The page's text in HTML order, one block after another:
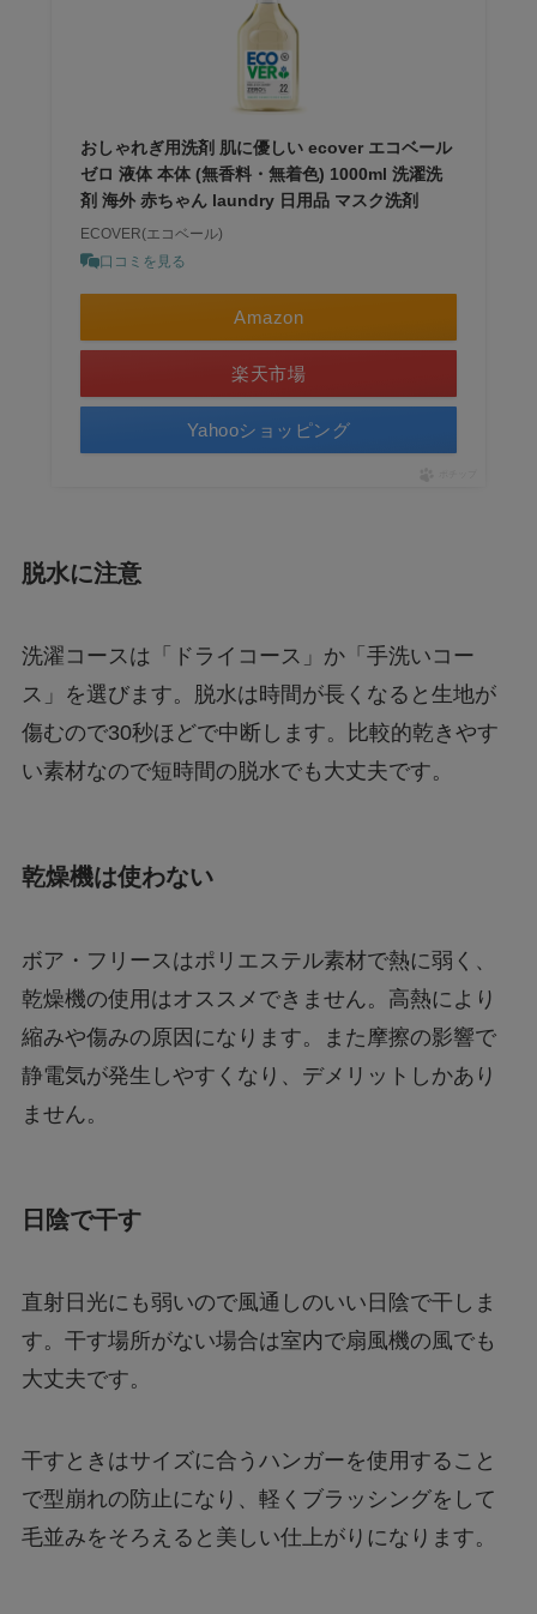
おしゃれぎ用洗剤 肌に優しい ecover エコベール
ゼロ 液体 本体 (無香料・無着色) 1000ml 洗濯洗
剤 海外 赤ちゃん laundry 日用品 マスク洗剤
ECOVER(エコベール)
口コミを見る
Amazon
楽天市場
Yahooショッピング
脱水に注意
洗濯コースは「ドライコース」か「手洗いコー
ス」を選びます。脱水は時間が長くなると生地が
傷むので30秒ほどで中断します。比較的乾きやす
い素材なので短時間の脱水でも大丈夫です。
乾燥機は使わない
ボア・フリースはポリエステル素材で熱に弱く、
乾燥機の使用はオススメできません。高熱により
縮みや傷みの原因になります。また摩擦の影響で
静電気が発生しやすくなり、デメリットしかあり
ません。
日陰で干す
直射日光にも弱いので風通しのいい日陰で干しま
す。干す場所がない場合は室内で扇風機の風でも
大丈夫です。
干すときはサイズに合うハンガーを使用すること
で型崩れの防止になり、軽くブラッシングをして
毛並みをそろえると美しい仕上がりになります。